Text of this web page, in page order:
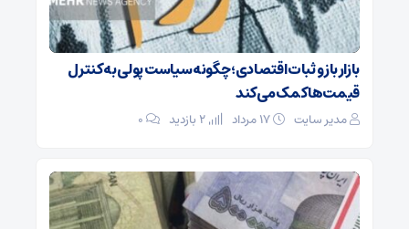
بازار باز و ثبات اقتصادی؛ چگونه سیاست پولی به کنترل
قیمت‌ها کمک می‌کند
مدیر سایت ۰